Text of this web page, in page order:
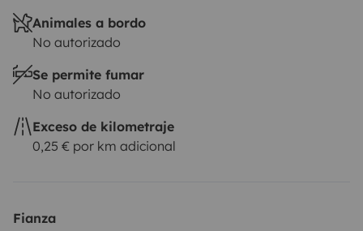
Animales a bordo
No autorizado
Se permite fumar
No autorizado
Exceso de kilometraje
0,25 € por km adicional
Fianza